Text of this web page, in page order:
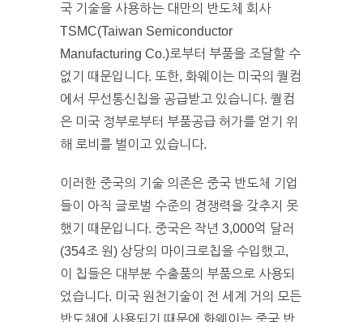
국 기술을 사용하는 대만의 반도체 회사
TSMC(Taiwan Semiconductor
Manufacturing Co.)로부터 부품을 조달할 수
없기 때문입니다. 또한, 화웨이는 미국의 퀄컴
에서 무선통신칩을 공급받고 있습니다. 퀄컴
은 미국 정부로부터 부품공급 허가를 얻기 위
해 로비를 벌이고 있습니다.
이러한 중국의 기술 의존은 중국 반도체 기업
들이 아직 글로벌 수준의 경쟁력을 갖추지 못
했기 때문입니다. 중국은 작년 3,000억 달러
(354조 원) 상당의 마이크로칩을 수입했고,
이 칩들은 대부분 수출품의 부품으로 사용되
었습니다. 미국 원천기술이 전 세계 거의 모든
반도체에 사용되기 때문에 화웨이는 중국 반